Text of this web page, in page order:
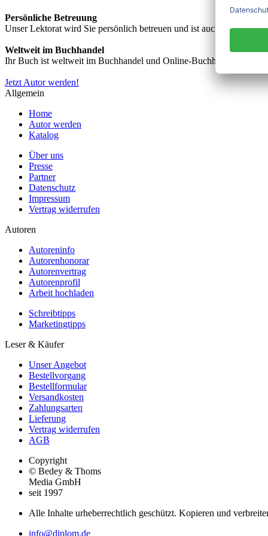
Persönliche Betreuung
Unser Lektorat wird Sie persönlich betreuen und ist auch telefonisch
Weltweit im Buchhandel
Ihr Buch ist weltweit im Buchhandel und Online-Buchhandel wie
Jetzt Autor werden!
Allgemein
Home
Autor werden
Katalog
Über uns
Presse
Partner
Datenschutz
Impressum
Vertrag widerrufen
Autoren
Autoreninfo
Autorenhonorar
Autorenvertrag
Autorenprofil
Arbeit hochladen
Schreibtipps
Marketingtipps
Leser & Käufer
Unser Angebot
Bestellvorgang
Bestellformular
Versandkosten
Zahlungsarten
Lieferung
Vertrag widerrufen
AGB
Copyright
© Bedey & Thoms
Media GmbH
seit 1997
Alle Inhalte urheberrechtlich geschützt. Kopieren und
info@diplom.de